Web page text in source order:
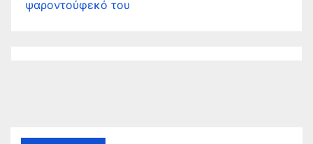
ψαροντούφεκό του